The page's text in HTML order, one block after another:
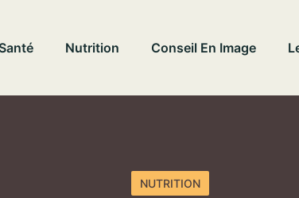
Santé Nutrition Conseil En Image
NUTRITION